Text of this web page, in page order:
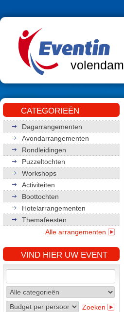
volendam
CATEGORIEËN
Dagarrangementen
Avondarrangementen
Rondleidingen
Puzzeltochten
Workshops
Activiteiten
Boottochten
Hotelarrangementen
Themafeesten
Alle arrangementen
VIND HIER UW EVENT
Zoeken